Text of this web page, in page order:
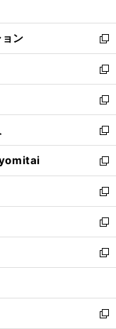
開
く
ウ
で
開
く
ン
ド
ウ
で
開
く
ウ
ィ
ン
ド
ウ
で
開
く
ン
新
し
い
ウ
ィ
ン
ド
ウ
で
開
く
新
し
い
ウ
ィ
ン
ド
ウ
で
開
く
新
し
い
ウ
ィ
ン
ド
ウ
で
開
く
新
し
い
ウ
ィ
ン
ド
ウ
で
開
yomitai
新
し
い
ウ
ィ
ン
ド
ウ
開
く
新
し
い
ウ
ィ
ン
ウ
で
新
し
い
ウ
ン
ド
新
し
ウ
ィ
新